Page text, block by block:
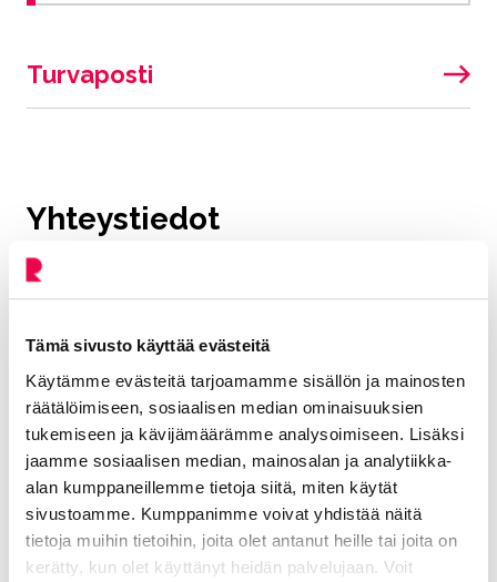
Tämä sivusto käyttää evästeitä
Käytämme evästeitä tarjoamamme sisällön ja mainosten
räätälöimiseen, sosiaalisen median ominaisuuksien
tukemiseen ja kävijämäärämme analysoimiseen. Lisäksi
jaamme sosiaalisen median, mainosalan ja analytiikka-
alan kumppaneillemme tietoja siitä, miten käytät
sivustoamme. Kumppanimme voivat yhdistää näitä
tietoja muihin tietoihin, joita olet antanut heille tai joita on
kerätty, kun olet käyttänyt heidän palvelujaan. Voit
Turvaposti
Yhteystiedot
Voit ottaa yhteyttä tietosuoja-asioissa sähköpostitse
osoitteella tietosuoja@riihimaki.fi.
Vesaniemi Piritta
Sisäinen tarkastaja, tietosuojavastaava
Hallinto ja konserni -toimiala
040 353 4905